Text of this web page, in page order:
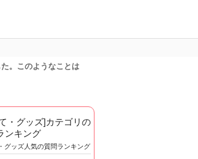
。このようなことは
・グッズ]カテゴリの
ンキング
グッズ人気の質問ランキング